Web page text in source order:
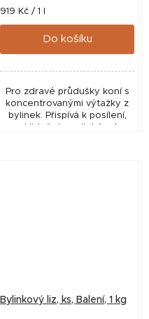
Měrná
cena:
919 Kč / 1 l
Do košíku
Pro zdravé průdušky koní s
koncentrovanými výtažky z
bylinek. Přispívá k posílení,
Bylinkový liz, ks, Balení, 1 kg